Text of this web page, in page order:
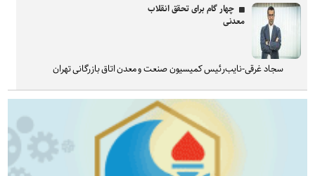
چهار گام برای تحقق انقلاب
معدنی
سجاد غرقی-نایب‌رئیس کمیسیون صنعت و معدن اتاق بازرگانی تهران